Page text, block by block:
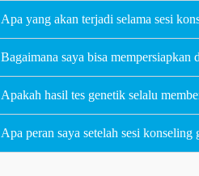
Apa yang akan terjadi selama sesi
Bagaimana saya bisa
Apakah hasil tes genetik selalu
Apa peran saya setelah sesi konseling